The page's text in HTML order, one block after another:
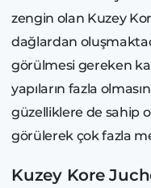
zengin olan Kuzey
dağlardan
görülmesi gereken
yapıların fazla
güzelliklere de sahip
görülerek çok fazla
Kuzey Kore